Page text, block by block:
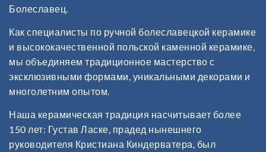
Болеславец.
Как специалисты по ручной болеславецкой керамике
и высококачественной польской каменной керамике,
мы объединяем традиционное мастерство с
эксклюзивными формами, уникальными декорами и
многолетним опытом.
Наша керамическая традиция насчитывает более
150 лет: Густав Ласке, прадед нынешнего
руководителя Кристиана Киндерватера, был